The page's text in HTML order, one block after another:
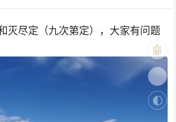
灭尽定（九次第定），大家有问题
🌓
🤖
🎨